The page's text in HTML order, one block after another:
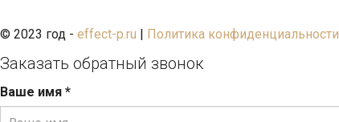
© 2023 год - effect-p.ru | Политика конфиденциальности
Заказать обратный звонок
Ваше имя *